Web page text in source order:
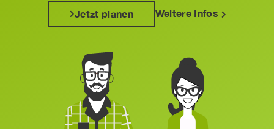
Jetzt planen Weitere Infos